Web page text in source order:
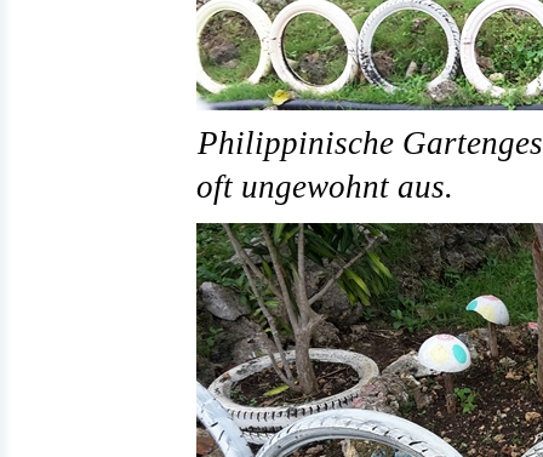
Philippinische
oft ungewohnt aus.